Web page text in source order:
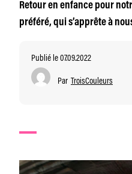
Retour en enfance pour
préféré, qui s’apprête à
Publié le 07.09.2022
Par TroisCouleurs